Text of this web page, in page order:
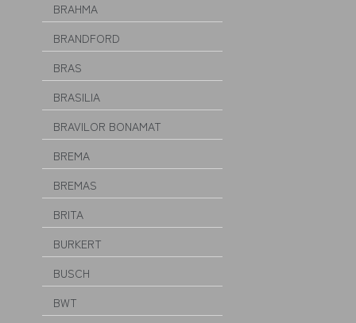
BRAHMA
BRANDFORD
BRAS
BRASILIA
BRAVILOR BONAMAT
BREMA
BREMAS
BRITA
BURKERT
BUSCH
BWT